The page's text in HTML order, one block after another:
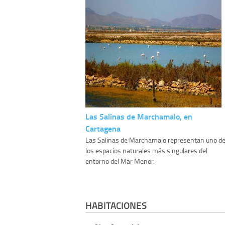
Las Salinas de Marchamalo, en
Cartagena
Las Salinas de Marchamalo representan uno de
los espacios naturales más singulares del
entorno del Mar Menor.
HABITACIONES